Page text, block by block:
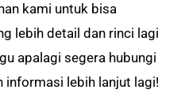
kami untuk bisa
lebih detail dan rinci lagi
apalagi segera hubungi
informasi lebih lanjut lagi!